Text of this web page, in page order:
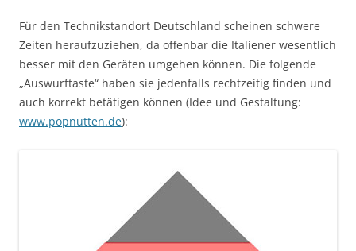
Für den Technikstandort Deutschland scheinen schwere
Zeiten heraufzuziehen, da offenbar die Italiener wesentlich
besser mit den Geräten umgehen können. Die folgende
„Auswurftaste“ haben sie jedenfalls rechtzeitig finden und
auch korrekt betätigen können (Idee und Gestaltung:
www.popnutten.de):